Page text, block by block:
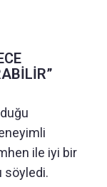
ile iyi bir
söyledi.